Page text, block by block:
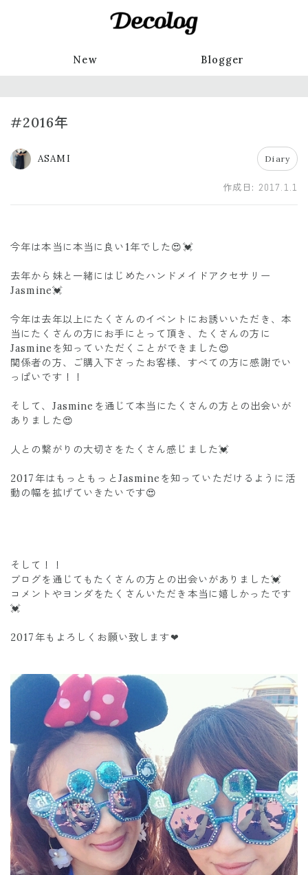
New Blogger
#2016年
ASAMI Diary
作成日: 2017.1.1
今年は本当に本当に良い1年でした😍💓
去年から妹と一緒にはじめたハンドメイドアクセサリー
Jasmine💓
今年は去年以上にたくさんのイベントにお誘いいただき、本
当にたくさんの方にお手にとって頂き、たくさんの方に
Jasmineを知っていただくことができました😍
関係者の方、ご購入下さったお客様、すべての方に感謝でい
っぱいです！！
そして、Jasmineを通じて本当にたくさんの方との出会いが
ありました😍
人との繋がりの大切さをたくさん感じました💓
2017年はもっともっとJasmineを知っていただけるように活
動の幅を拡げていきたいです😍
そして！！
ブログを通じてもたくさんの方との出会いがありました💓
コメントやヨンダをたくさんいただき本当に嬉しかったです
💓
2017年もよろしくお願い致します❤